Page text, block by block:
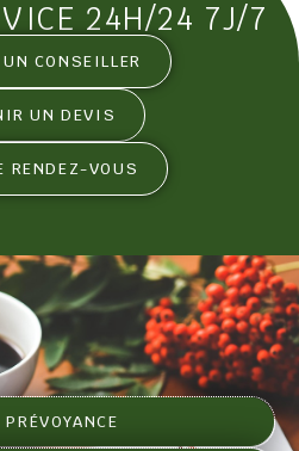
24H/24 7J/7
CONSEILLER
UN DEVIS
RENDEZ-VOUS